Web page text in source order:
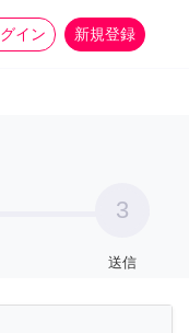
イン 新規登録
事 more_horiz
3
送信